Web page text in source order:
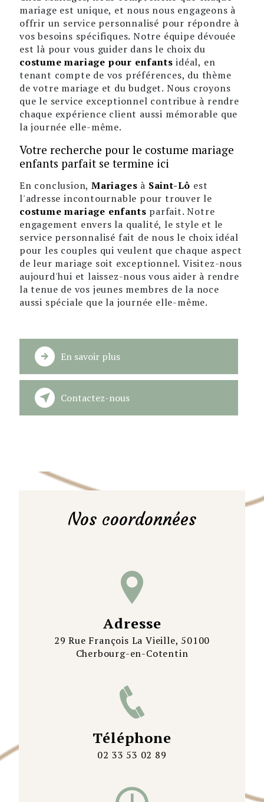
mariage est unique, et nous nous engageons à
offrir un service personnalisé pour répondre à
vos besoins spécifiques. Notre équipe dévouée
est là pour vous guider dans le choix du
costume mariage pour enfants idéal, en
tenant compte de vos préférences, du thème
de votre mariage et du budget. Nous croyons
que le service exceptionnel contribue à rendre
chaque expérience client aussi mémorable que
la journée elle-même.
Votre recherche pour le costume mariage
enfants parfait se termine ici
En conclusion, Mariages à Saint-Lô est
l'adresse incontournable pour trouver le
costume mariage enfants parfait. Notre
engagement envers la qualité, le style et le
service personnalisé fait de nous le choix idéal
pour les couples qui veulent que chaque aspect
de leur mariage soit exceptionnel. Visitez-nous
aujourd'hui et laissez-nous vous aider à rendre
la tenue de vos jeunes membres de la noce
aussi spéciale que la journée elle-même.
En savoir plus
Contactez-nous
Nos coordonnées
Adresse
29 Rue François La Vieille, 50100
Cherbourg-en-Cotentin
Téléphone
02 33 53 02 89